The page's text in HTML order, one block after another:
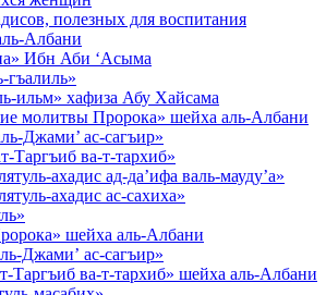
полезных для воспитания
Албани
Ибн Аби ‘Асыма
гъалиль»
ильм» хафиза Абу Хайсама
молитвы Пророка» шейха аль-Албани
Джами’ ас-сагъир»
Таргъиб ва-т-тархиб»
ахадис ад-да’ифа валь-мауду’а»
ахадис ас-сахиха»
шейха аль-Албани
Джами’ ас-сагъир»
Таргъиб ва-т-тархиб» шейха аль-Албани